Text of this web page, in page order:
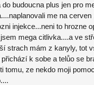
budoucna plus jen pro
me na
injekce...neni to hrozne
mega citlivka....a ve
strach mám z kanyly, tot
přichází k sobe a telůo se
tomu, ze nekdo moji